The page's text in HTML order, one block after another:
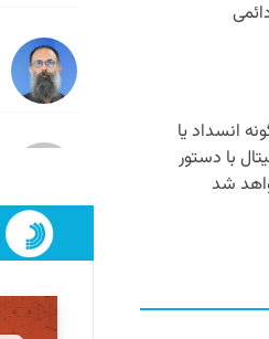
انسداد یا
با دستور
شد